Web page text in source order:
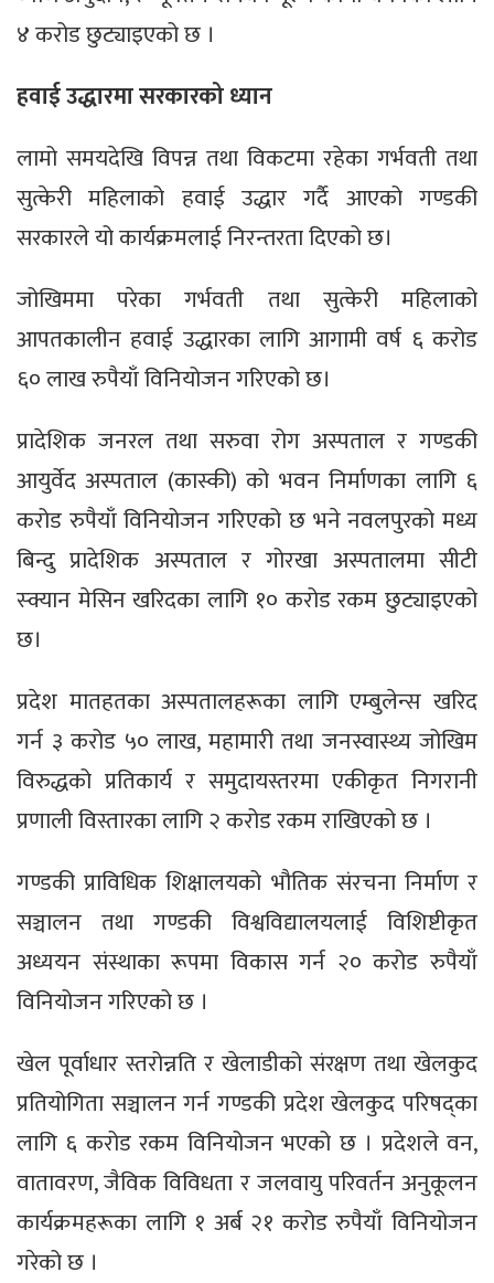
४ करोड छुट्याइएको छ ।
हवाई उद्धारमा सरकारको ध्यान
लामो समयदेखि विपन्न तथा विकटमा रहेका गर्भवती तथा
सुत्केरी महिलाको हवाई उद्धार गर्दै आएको गण्डकी
सरकारले यो कार्यक्रमलाई निरन्तरता दिएको छ।
जोखिममा परेका गर्भवती तथा सुत्केरी महिलाको
आपतकालीन हवाई उद्धारका लागि आगामी वर्ष ६ करोड
६० लाख रुपैयाँ विनियोजन गरिएको छ।
प्रादेशिक जनरल तथा सरुवा रोग अस्पताल र गण्डकी
आयुर्वेद अस्पताल (कास्की) को भवन निर्माणका लागि ६
करोड रुपैयाँ विनियोजन गरिएको छ भने नवलपुरको मध्य
बिन्दु प्रादेशिक अस्पताल र गोरखा अस्पतालमा सीटी
स्क्यान मेसिन खरिदका लागि १० करोड रकम छुट्याइएको
छ।
प्रदेश मातहतका अस्पतालहरूका लागि एम्बुलेन्स खरिद
गर्न ३ करोड ५० लाख, महामारी तथा जनस्वास्थ्य जोखिम
विरुद्धको प्रतिकार्य र समुदायस्तरमा एकीकृत निगरानी
प्रणाली विस्तारका लागि २ करोड रकम राखिएको छ ।
गण्डकी प्राविधिक शिक्षालयको भौतिक संरचना निर्माण र
सञ्चालन तथा गण्डकी विश्वविद्यालयलाई विशिष्टीकृत
अध्ययन संस्थाका रूपमा विकास गर्न २० करोड रुपैयाँ
विनियोजन गरिएको छ ।
खेल पूर्वाधार स्तरोन्नति र खेलाडीको संरक्षण तथा खेलकुद
प्रतियोगिता सञ्चालन गर्न गण्डकी प्रदेश खेलकुद परिषद्का
लागि ६ करोड रकम विनियोजन भएको छ । प्रदेशले वन,
वातावरण, जैविक विविधता र जलवायु परिवर्तन अनुकूलन
कार्यक्रमहरूका लागि १ अर्ब २१ करोड रुपैयाँ विनियोजन
गरेको छ ।